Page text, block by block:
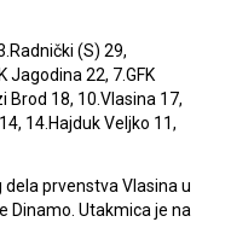
(S) 29,
Jagodina 22, 7.GFK
Brod 18, 10.Vlasina 17,
14.Hajduk Veljko 11,
prvenstva Vlasina u
Dinamo. Utakmica je na